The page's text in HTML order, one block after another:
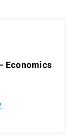
Economics